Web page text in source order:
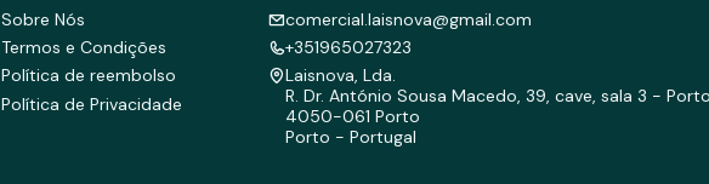
Sobre Nós
Termos e Condições
Política de reembolso
Política de Privacidade
comercial.laisnova@gmail.com
+351965027323
Laisnova, Lda.
R. Dr. António Sousa Macedo, 39, cave, sala 3 - Porto
4050-061 Porto
Porto - Portugal